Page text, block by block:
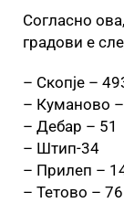
Согласно
градови е
– Скопје –
– Куманово
– Дебар – 51
– Штип-34
– Прилеп –
– Тетово – 76